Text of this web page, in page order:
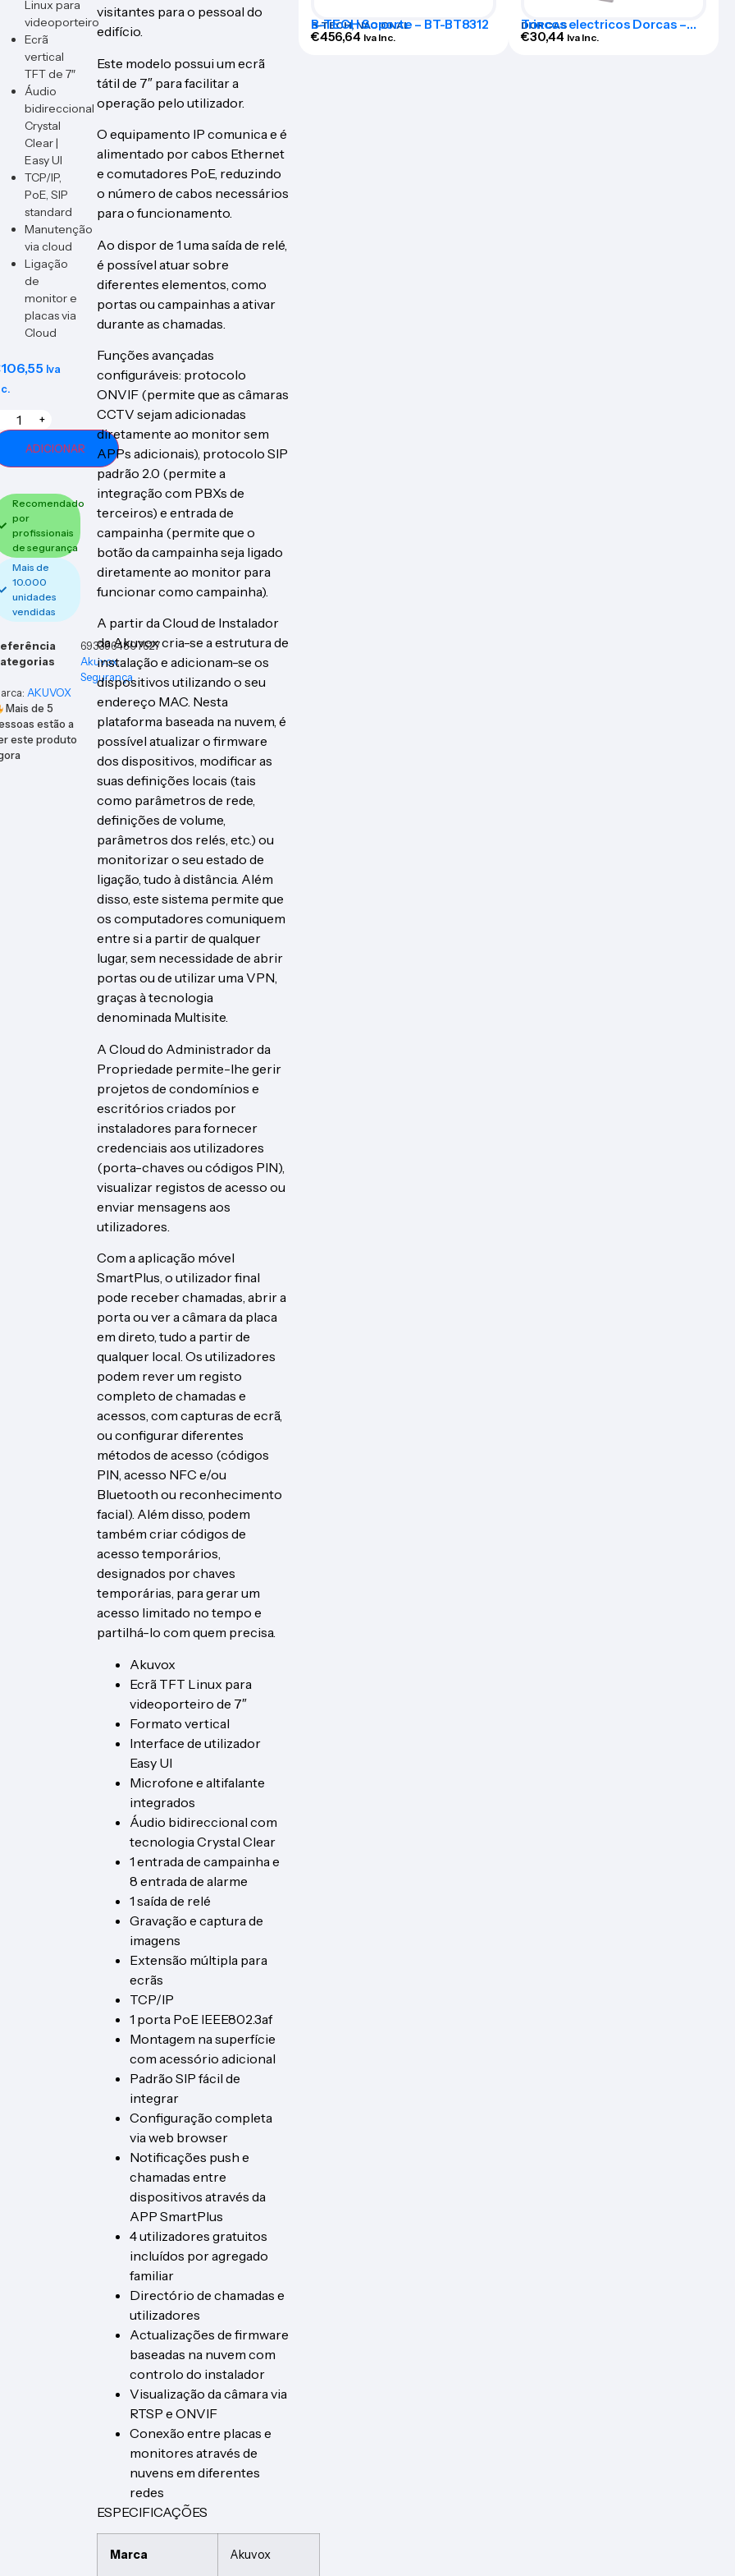
Linux para
videoporteiro
Ecrã
vertical
TFT de 7″
Áudio
bidireccional
Crystal
Clear |
Easy UI
TCP/IP,
PoE, SIP
standard
Manutenção
via cloud
Ligação
de
monitor e
placas via
Cloud
106,55 Iva
+
ADICIONAR
Recomendado
por
profissionais
de segurança
Mais de
10.000
unidades
vendidas
6933964807627
Akuvox,
Segurança
AKUVOX
Mais de5
estão a
este produto
visitantes para o pessoal do
edifício.
Este modelo possui um ecrã
tátil de 7″ para facilitar a
operação pelo utilizador.
O equipamento IP comunica e é
alimentado por cabos Ethernet
e comutadores PoE, reduzindo
o número de cabos necessários
para o funcionamento.
Ao dispor de 1 uma saída de relé,
é possível atuar sobre
diferentes elementos, como
portas ou campainhas a ativar
durante as chamadas.
Funções avançadas
configuráveis: protocolo
ONVIF (permite que as câmaras
CCTV sejam adicionadas
diretamente ao monitor sem
APPs adicionais), protocolo SIP
padrão 2.0 (permite a
integração com PBXs de
terceiros) e entrada de
campainha (permite que o
botão da campainha seja ligado
diretamente ao monitor para
funcionar como campainha).
A partir da Cloud de Instalador
da Akuvox cria-se a estrutura de
instalação e adicionam-se os
dispositivos utilizando o seu
endereço MAC. Nesta
plataforma baseada na nuvem, é
possível atualizar o firmware
dos dispositivos, modificar as
suas definições locais (tais
como parâmetros de rede,
definições de volume,
parâmetros dos relés, etc.) ou
monitorizar o seu estado de
ligação, tudo à distância. Além
disso, este sistema permite que
os computadores comuniquem
entre si a partir de qualquer
lugar, sem necessidade de abrir
portas ou de utilizar uma VPN,
graças à tecnologia
denominada Multisite.
A Cloud do Administrador da
Propriedade permite-lhe gerir
projetos de condomínios e
escritórios criados por
instaladores para fornecer
credenciais aos utilizadores
(porta-chaves ou códigos PIN),
visualizar registos de acesso ou
enviar mensagens aos
utilizadores.
Com a aplicação móvel
SmartPlus, o utilizador final
pode receber chamadas, abrir a
porta ou ver a câmara da placa
em direto, tudo a partir de
qualquer local. Os utilizadores
podem rever um registo
completo de chamadas e
acessos, com capturas de ecrã,
ou configurar diferentes
métodos de acesso (códigos
PIN, acesso NFC e/ou
Bluetooth ou reconhecimento
facial). Além disso, podem
também criar códigos de
acesso temporários,
designados por chaves
temporárias, para gerar um
acesso limitado no tempo e
partilhá-lo com quem precisa.
Akuvox
Ecrã TFT Linux para
videoporteiro de 7″
Formato vertical
Interface de utilizador
Easy UI
Microfone e altifalante
integrados
Áudio bidireccional com
tecnologia Crystal Clear
1 entrada de campainha e
8 entrada de alarme
1 saída de relé
Gravação e captura de
imagens
Extensão múltipla para
ecrãs
TCP/IP
1 porta PoE IEEE802.3af
Montagem na superfície
com acessório adicional
Padrão SIP fácil de
integrar
Configuração completa
via web browser
Notificações push e
chamadas entre
dispositivos através da
APP SmartPlus
4 utilizadores gratuitos
incluídos por agregado
familiar
Directório de chamadas e
utilizadores
Actualizações de firmware
baseadas na nuvem com
controlo do instalador
Visualização da câmara via
RTSP e ONVIF
Conexão entre placas e
monitores através de
nuvens em diferentes
redes
ESPECIFICAÇÕES
Marca Akuvox
B-TECH,NACIONAL
B-TECH Soporte – BT-BT8312
€456,64 Iva Inc.
DORCAS
Trincos electricos Dorcas –
DR-99NF-512-TOP/YSX
€30,44 Iva Inc.